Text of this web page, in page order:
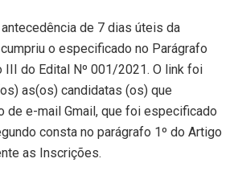
de 7 dias úteis da
o especificado no Parágrafo
III do Edital Nº 001/2021. O link foi
as(os) candidatas (os) que
de e-mail Gmail, que foi especificado
consta no parágrafo 1º do Artigo
as Inscrições.